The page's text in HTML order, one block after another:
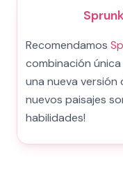
Recomendamos
combinación
una nueva versión
nuevos paisajes
habilidades!